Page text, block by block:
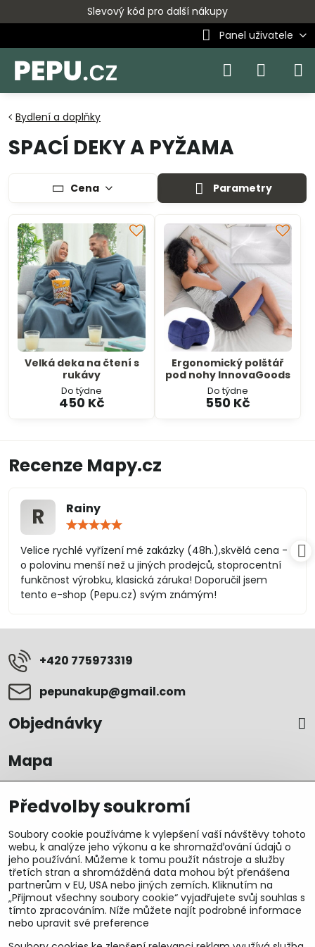
Slevový kód pro další nákupy
Panel uživatele
Bydlení a doplňky
SPACÍ DEKY A PYŽAMA
Cena Parametry
Velká deka na čtení s
rukávy
Do týdne
450 Kč
Ergonomický polštář
pod nohy InnovaGoods
Do týdne
550 Kč
Recenze Mapy.cz
R Rainy
/
5
Velice rychlé vyřízení mé zakázky (48h.),skvělá cena -
o polovinu menší než u jiných prodejců, stoprocentní
funkčnost výrobku, klasická záruka! Doporučil jsem
tento e-shop (Pepu.cz) svým známým!
+420 775973319
pepunakup​@gmail​.com
Objednávky
Mapa
Předvolby soukromí
Soubory cookie používáme k vylepšení vaší návštěvy tohoto
webu, k analýze jeho výkonu a ke shromažďování údajů o
jeho používání. Můžeme k tomu použít nástroje a služby
třetích stran a shromážděná data mohou být přenášena
partnerům v EU, USA nebo jiných zemích. Kliknutím na
„Přijmout všechny soubory cookie“ vyjadřujete svůj souhlas s
tímto zpracováním. Níže můžete najít podrobné informace
nebo upravit své preference